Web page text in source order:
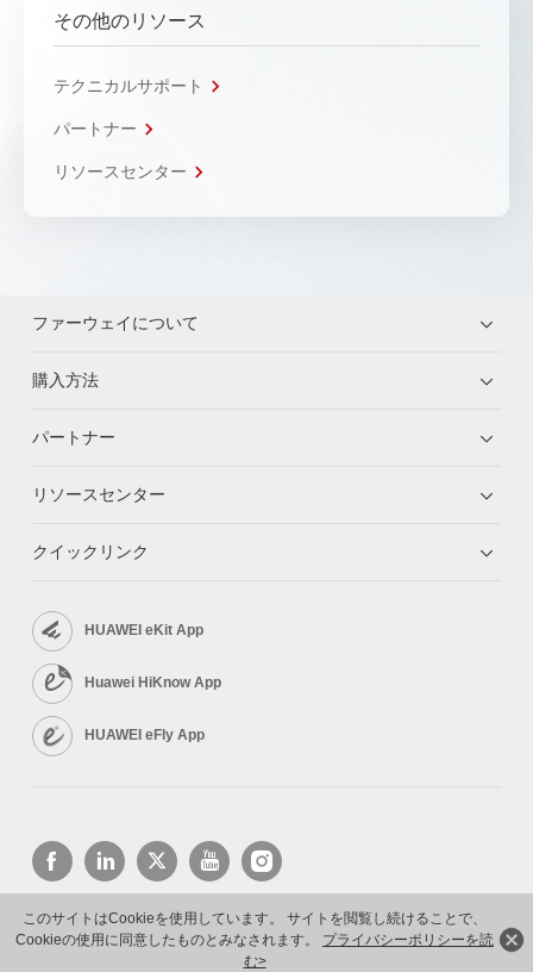
このサイトはCookieを使用しています。 サイトを閲覧し続けることで、
Cookieの使用に同意したものとみなされます。 プライバシーポリシーを読
む>
その他のリソース
テクニカルサポート
パートナー
リソースセンター
ファーウェイについて
購入方法
パートナー
リソースセンター
クイックリンク
HUAWEI eKit App
Huawei HiKnow App
HUAWEI eFly App
Copyright © 2026 Huawei Technologies Co., Ltd. All rights reserved.
プライバシーポリシー